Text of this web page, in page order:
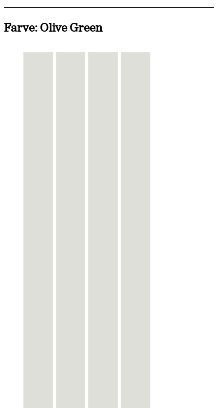
Farve: Olive Green